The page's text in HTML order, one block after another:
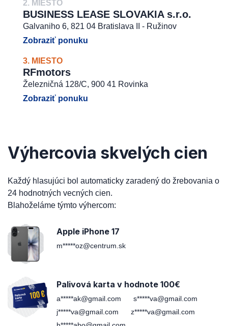
2. MIESTO
BUSINESS LEASE SLOVAKIA s.r.o.
Galvaniho 6, 821 04 Bratislava II - Ružinov
Zobraziť ponuku
3. MIESTO
RFmotors
Železničná 128/C, 900 41 Rovinka
Zobraziť ponuku
Výhercovia skvelých cien
Každý hlasujúci bol automaticky zaradený do žrebovania o
24 hodnotných vecných cien.
Blahoželáme týmto výhercom:
Apple iPhone 17
m*****oz@centrum.sk
Palivová karta v hodnote 100€
a*****ak@gmail.com
s*****va@gmail.com
j*****va@gmail.com
z*****va@gmail.com